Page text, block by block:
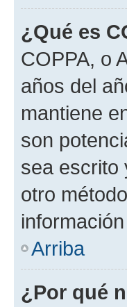
¿Qué es
COPPA, o
años del
mantiene
son
sea escrito
otro
Arriba
¿Por qué